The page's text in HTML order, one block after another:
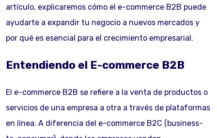
artículo, explicaremos cómo el e-commerce B2B puede
ayudarte a expandir tu negocio a nuevos mercados y
por qué es esencial para el crecimiento empresarial.
Entendiendo el E-commerce B2B
El e-commerce B2B se refiere a la venta de productos o
servicios de una empresa a otra a través de plataformas
en línea. A diferencia del e-commerce B2C (business-